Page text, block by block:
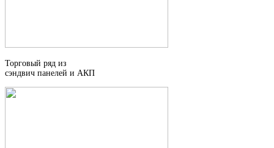
Торговый ряд из
сэндвич панелей и АКП